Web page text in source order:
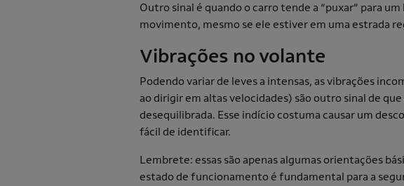
Outro sinal é quando o carro tende a “puxar” para
movimento, mesmo se ele estiver em uma estrada
Vibrações no volante
Podendo variar de leves a intensas, as vibrações
ao dirigir em altas velocidades) são outro sinal de
desequilibrada. Esse indício costuma causar um
fácil de identificar.
Lembrete: essas são apenas algumas orientações
estado de funcionamento é fundamental para a